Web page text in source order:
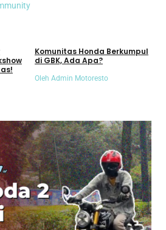
Komunitas Honda Berkumpul
di GBK, Ada Apa?
Oleh Admin Motoresto